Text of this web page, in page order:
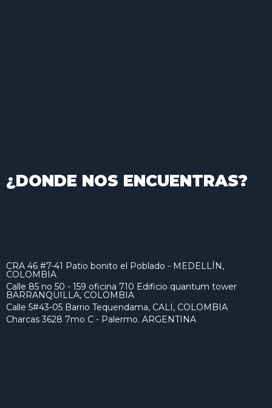
¿DONDE NOS ENCUENTRAS?
CRA 46 #7-41 Patio bonito el Poblado - MEDELLÍN,
COLOMBIA
Calle 85 no 50 - 159 oficina 710 Edificio quantum tower
BARRANQUILLA, COLOMBIA
Calle 5#43-05 Barrio Tequendama, CALI, COLOMBIA
Charcas 3628 7mo C - Palermo. ARGENTINA